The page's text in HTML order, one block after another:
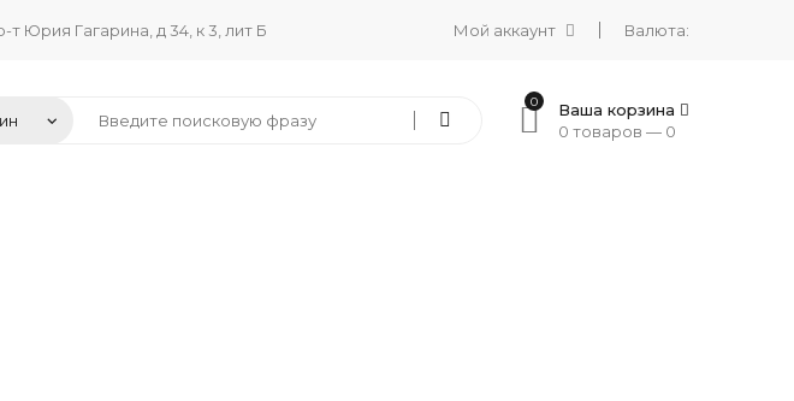
Юрия Гагарина, д 34, к 3, лит Б Мой аккаунт Валюта:
0
Ваша корзина
0 товаров — 0